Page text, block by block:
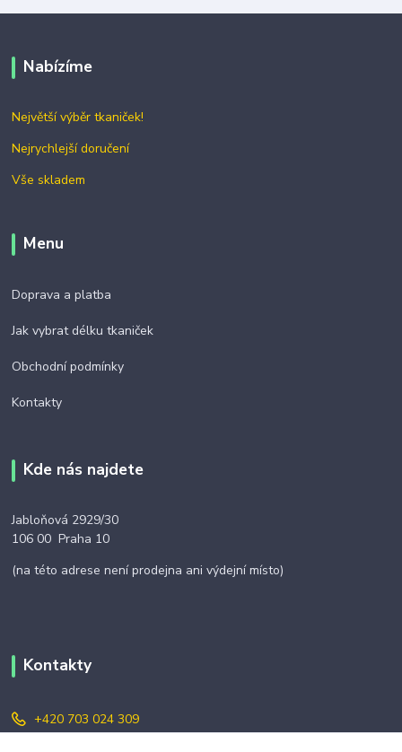
Nabízíme
Největší výběr tkaniček!
Nejrychlejší doručení
Vše skladem
Menu
Doprava a platba
Jak vybrat délku tkaniček
Obchodní podmínky
Kontakty
Kde nás najdete
Jabloňová 2929/30
106 00 Praha 10
(na této adrese není prodejna ani výdejní místo)
Kontakty
+420 703 024 309